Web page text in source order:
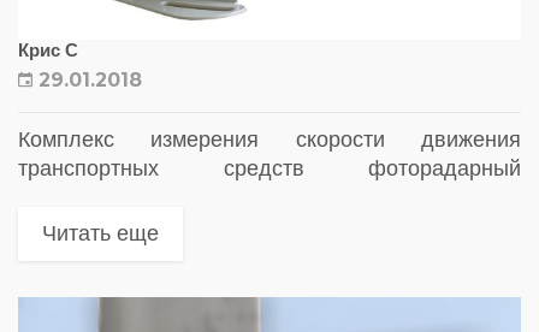
Крис С
29.01.2018
Комплекс измерения скорости движения
транспортных средств фоторадарный
комплекс стационарного размещения «КРИС»C
Читать еще